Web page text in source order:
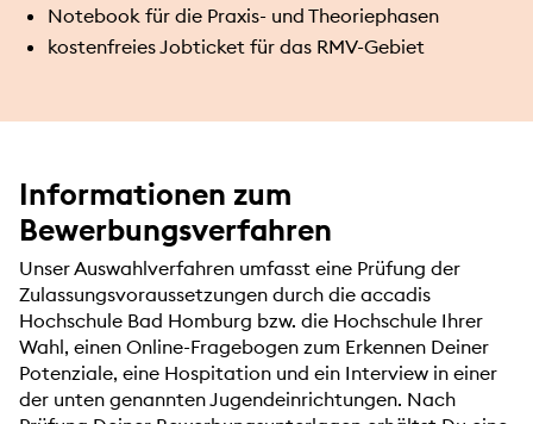
Notebook für die Praxis- und Theoriephasen
kostenfreies Jobticket für das RMV-Gebiet
Informationen zum
Bewerbungsverfahren
Unser Auswahlverfahren umfasst eine Prüfung der
Zulassungsvoraussetzungen durch die accadis
Hochschule Bad Homburg bzw. die Hochschule Ihrer
Wahl, einen Online-Fragebogen zum Erkennen Deiner
Potenziale, eine Hospitation und ein Interview in einer
der unten genannten Jugendeinrichtungen. Nach